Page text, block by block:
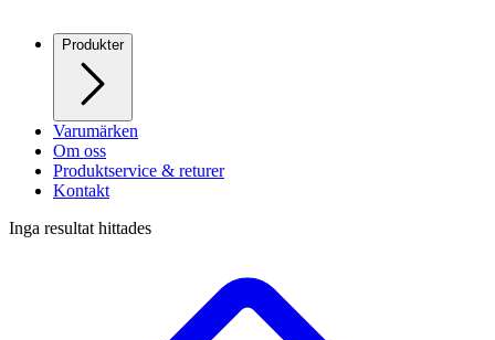
Produkter
Varumärken
Om oss
Produktservice & returer
Kontakt
Inga resultat hittades